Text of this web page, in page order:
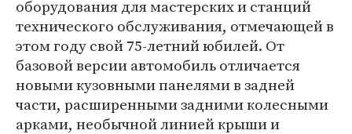
оборудования для мастерских и станций
технического обслуживания, отмечающей в
этом году свой 75-летний юбилей. От
базовой версии автомобиль отличается
новыми кузовными панелями в задней
части, расширенными задними колесными
арками, необычной линией крыши и